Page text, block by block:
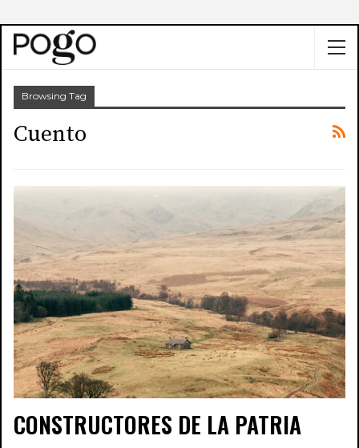
Browsing Tag
Cuento
CONSTRUCTORES DE LA PATRIA